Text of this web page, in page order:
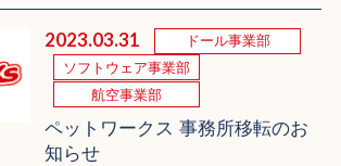
2023.03.31
ドール事業部
ソフトウェア事業部
航空事業部
ペットワークス 事務所移転のお
知らせ